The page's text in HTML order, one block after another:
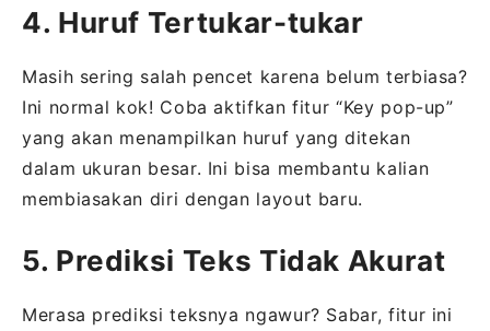
4. Huruf Tertukar-tukar
Masih sering salah pencet karena belum terbiasa?
Ini normal kok! Coba aktifkan fitur “Key pop-up”
yang akan menampilkan huruf yang ditekan
dalam ukuran besar. Ini bisa membantu kalian
membiasakan diri dengan layout baru.
5. Prediksi Teks Tidak Akurat
Merasa prediksi teksnya ngawur? Sabar, fitur ini